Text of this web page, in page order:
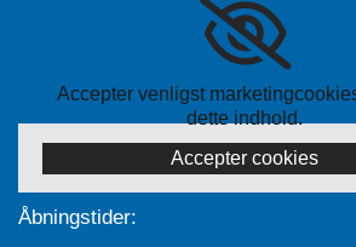
Accepter venligst
dette indhold.
Accepter cookies
Åbningstider: